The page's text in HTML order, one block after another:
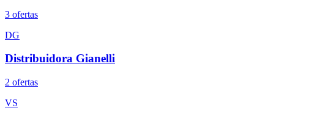
3 ofertas
DG
Distribuidora Gianelli
2 ofertas
VS